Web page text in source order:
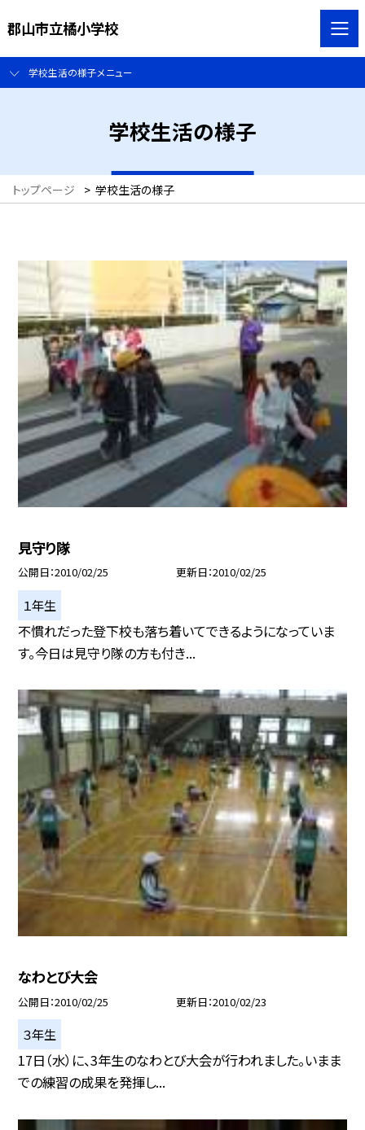
郡山市立橘小学校
学校生活の様子メニュー
学校生活の様子
トップページ > 学校生活の様子
見守り隊
公開日 2010/02/25 更新日 2010/02/25
１年生
不慣れだった登下校も落ち着いてできるようになっていま
す。今日は見守り隊の方も付き...
なわとび大会
公開日 2010/02/25 更新日 2010/02/23
３年生
17日（水）に、3年生のなわとび大会が行われました。いまま
での練習の成果を発揮し...